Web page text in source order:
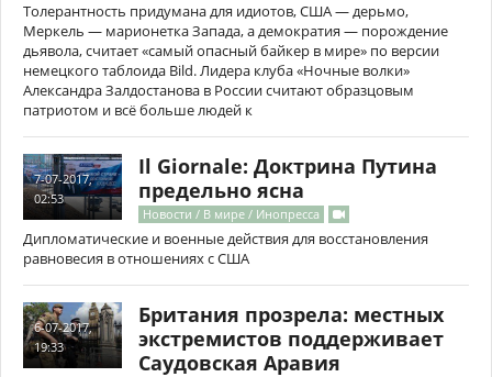
Толерантность придумана для идиотов, США — дерьмо,
Меркель — марионетка Запада, а демократия — порождение
дьявола, считает «самый опасный байкер в мире» по версии
немецкого таблоида Bild. Лидера клуба «Ночные волки»
Александра Залдостанова в России считают образцовым
патриотом и всё больше людей к
7-07-2017,
02:53
Il Giornale: Доктрина Путина
предельно ясна
Новости / В мире / Инопресса
Дипломатические и военные действия для восстановления
равновесия в отношениях с США
6-07-2017,
19:33
Британия прозрела: местных
экстремистов поддерживает
Саудовская Аравия